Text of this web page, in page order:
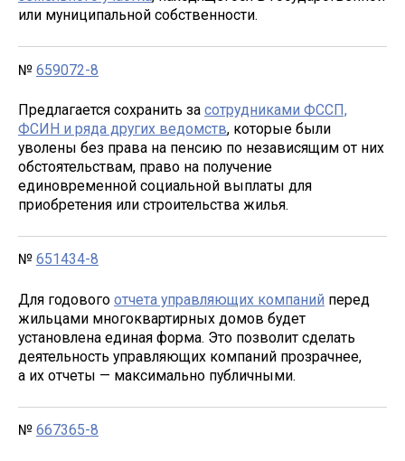
или муниципальной собственности.
№ 659072-8
Предлагается сохранить за сотрудниками ФССП,
ФСИН и ряда других ведомств, которые были
уволены без права на пенсию по независящим от них
обстоятельствам, право на получение
единовременной социальной выплаты для
приобретения или строительства жилья.
№ 651434-8
Для годового отчета управляющих компаний перед
жильцами многоквартирных домов будет
установлена единая форма. Это позволит сделать
деятельность управляющих компаний прозрачнее,
а их отчеты — максимально публичными.
№ 667365-8